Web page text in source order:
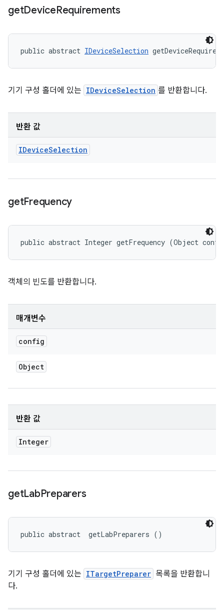
getDeviceRequirements
public abstract IDeviceSelection
기기 구성 홀더에 있는 IDeviceSelection 를 반환합니다.
반환 값
IDeviceSelection
getFrequency
public abstract Integer getFrequency (Object
객체의 빈도를 반환합니다.
매개변수
config
Object
반환 값
Integer
getLabPreparers
public abstract getLabPreparers ()
기기 구성 홀더에 있는 ITargetPreparer 목록을 반환합니
다.